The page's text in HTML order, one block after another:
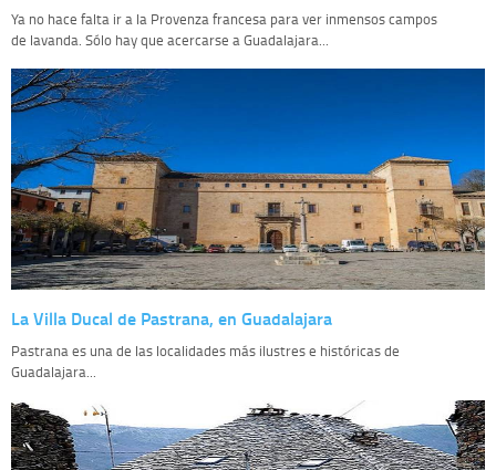
Ya no hace falta ir a la Provenza francesa para ver inmensos campos
de lavanda. Sólo hay que acercarse a Guadalajara...
La Villa Ducal de Pastrana, en Guadalajara
Pastrana es una de las localidades más ilustres e históricas de
Guadalajara...